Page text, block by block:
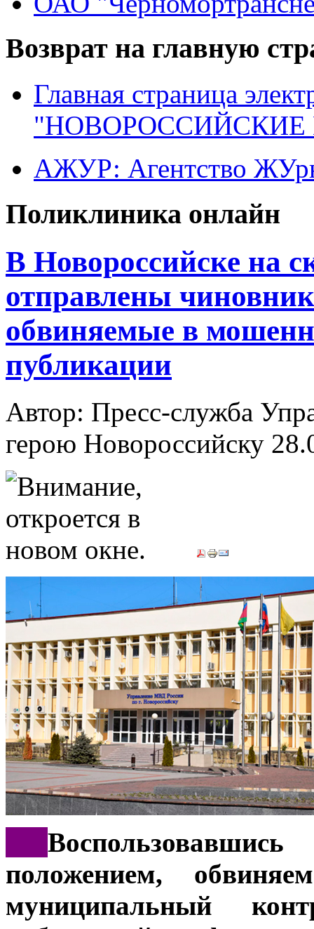
Возврат на главную
Главная страница
"НОВОРОССИЙСКИЕ
АЖУР: Агентство
Поликлиника онлайн
В Новороссийске на
отправлены
обвиняемые в
публикации
Автор: Пресс-служба
герою Новороссийску
положением,
муниципальный